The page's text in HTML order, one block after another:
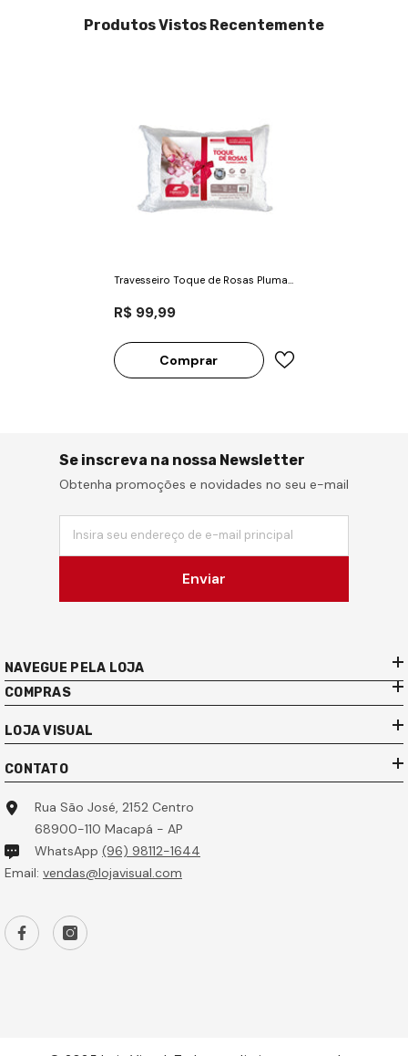
Produtos Vistos Recentemente
Travesseiro Toque de Rosas Plumax
R$ 99,99
Comprar
Se inscreva na nossa Newsletter
Obtenha promoções e novidades no seu e-mail
Insira seu endereço de e-mail principal
Enviar
NAVEGUE PELA LOJA
COMPRAS
LOJA VISUAL
CONTATO
Rua São José, 2152 Centro
68900-110 Macapá - AP
WhatsApp (96) 98112-1644
Email: vendas@lojavisual.com